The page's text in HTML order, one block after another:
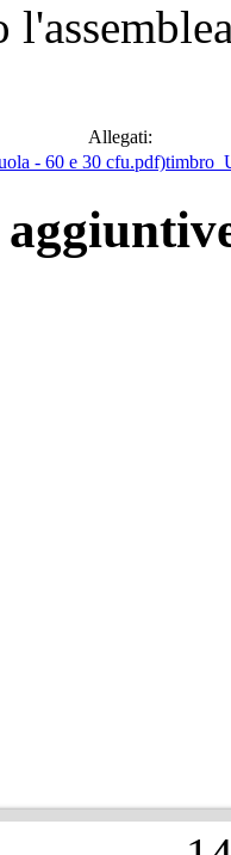
Allegati: